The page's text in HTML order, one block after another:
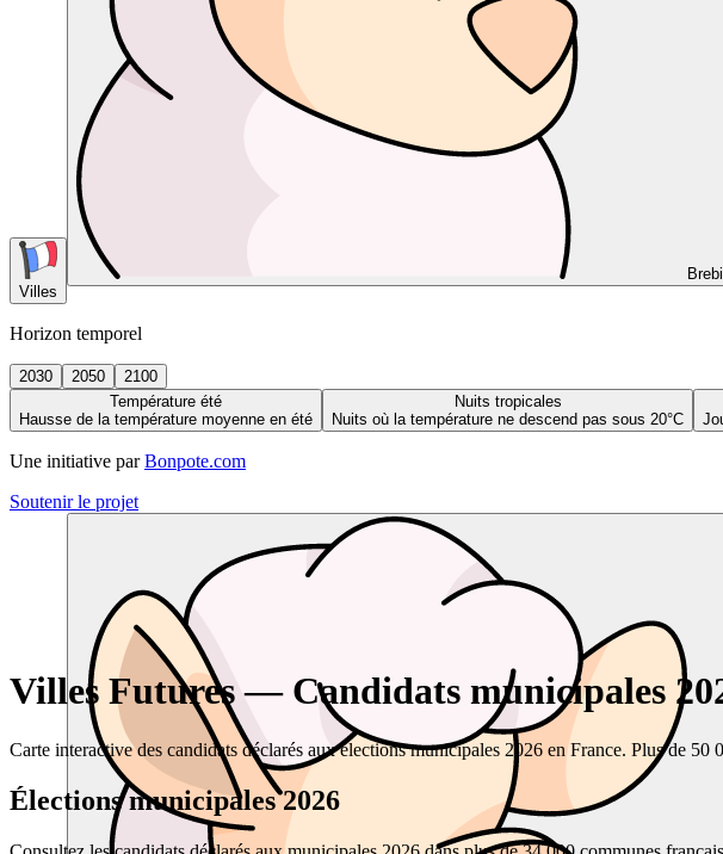
Villes
Horizon temporel
2030 2050
2100
Température été
Hausse de la température moyenne en été
Nuits tropicales
Nuits où la température ne descend pas sous 20°C
Une initiative par Bonpote.com
Soutenir le projet
Villes Futures — Candidats municipales
Carte interactive des candidats déclarés aux élections municipales 2026 en France. Plus de
Élections municipales 2026